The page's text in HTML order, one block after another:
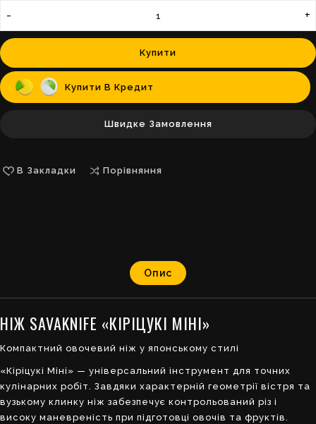
Купити
Купити В Кредит
Швидке Замовлення
В Закладки Порівняння
Опис
НІЖ SAVAKNIFE «КІРІЦУКІ МІНІ»
Компактний овочевий ніж у японському стилі
«Кіріцукі Міні» — універсальний інструмент для точних
кулінарних робіт. Завдяки характерній геометрії вістря та
вузькому клинку ніж забезпечує контрольований різ і
високу маневреність при підготовці овочів та фруктів.